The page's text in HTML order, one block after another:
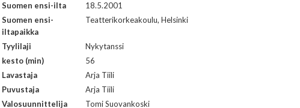
Suomen ensi-ilta
18.5.2001
Suomen ensi-
iltapaikka
Teatterikorkeakoulu, Helsinki
Tyylilaji
Nykytanssi
kesto (min)
56
Lavastaja
Arja Tiili
Puvustaja
Arja Tiili
Valosuunnittelija
Tomi Suovankoski